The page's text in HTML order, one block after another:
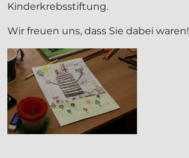
Kinderkrebsstiftung.
Wir freuen uns, dass Sie dabei waren!